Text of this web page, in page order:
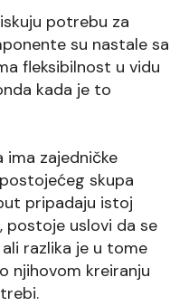
potrebu za
su nastale sa
fleksibilnost u vidu
kada je to
ima zajedničke
skupa
pripadaju istoj
postoje uslovi da se
razlika je u tome
njihovom kreiranju